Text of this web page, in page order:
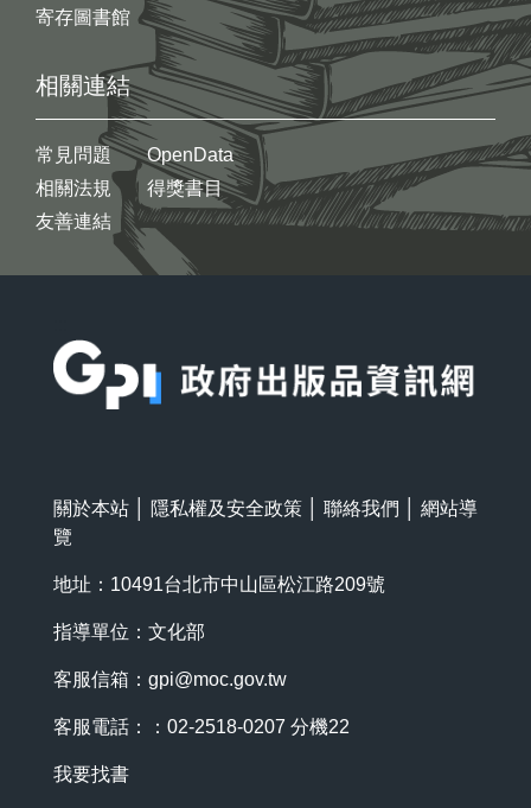
寄存圖書館
相關連結
常見問題
相關法規
友善連結
OpenData
得獎書目
關於本站 隱私權及安全政策 聯絡我們
網站導
覽
地址：10491台北市中山區松江路209號
指導單位：文化部
客服信箱： gpi@moc.gov.tw
客服電話：：02-2518-0207 分機22
我要找書